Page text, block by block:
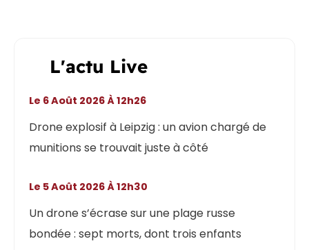
L'actu Live
Drone explosif à Leipzig : un avion chargé de
munitions se trouvait juste à côté
Le 6 Août 2026 À 12h26
Un drone s’écrase sur une plage russe
bondée : sept morts, dont trois enfants
Le 5 Août 2026 À 12h30